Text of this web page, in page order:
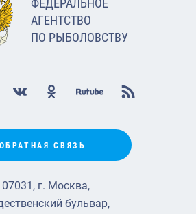
ФЕДЕРАЛЬНОЕ
АГЕНТСТВО
ПО РЫБОЛОВСТВУ
ОБРАТНАЯ СВЯЗЬ
г. Москва,
бульвар,